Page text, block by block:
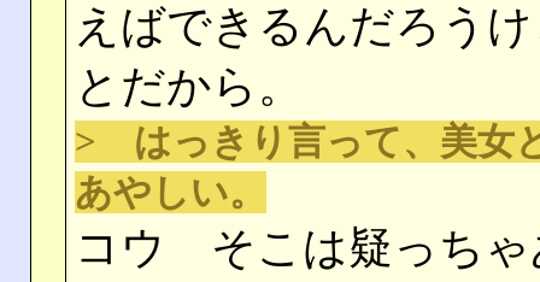
えばできるんだろう
とだから。
> はっきり言って、美女
あやしい。
コウ そこは疑っちゃ